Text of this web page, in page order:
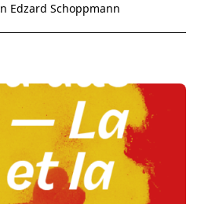
Edzard Schoppmann